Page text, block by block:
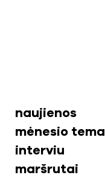
naujienos
mėnesio tema
interviu
maršrutai